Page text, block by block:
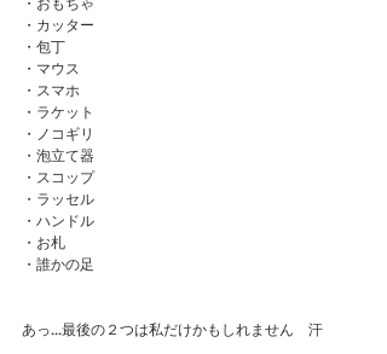
・おもちゃ
・カッター
・包丁
・マウス
・スマホ
・ラケット
・ノコギリ
・泡立て器
・スコップ
・ラッセル
・ハンドル
・お札
・誰かの足
あっ...最後の２つは私だけかもしれません　汗